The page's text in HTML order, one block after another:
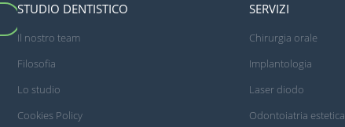
STUDIO DENTISTICO
Il nostro team
Filosofia
Lo studio
Cookies Policy
SERVIZI
Chirurgia orale
Implantologia
Laser diodo
Odontoiatria estetica